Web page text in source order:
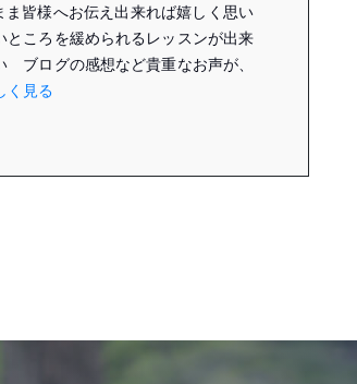
皆様へお伝え出来れば嬉しく思い
ところを緩められるレッスンが出来
ブログの感想など貴重なお声が、
く見る